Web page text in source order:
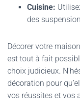
Cuisine:
des
Décorer votre
est tout à fait
choix judicieux.
décoration pour
vos réussites et vos